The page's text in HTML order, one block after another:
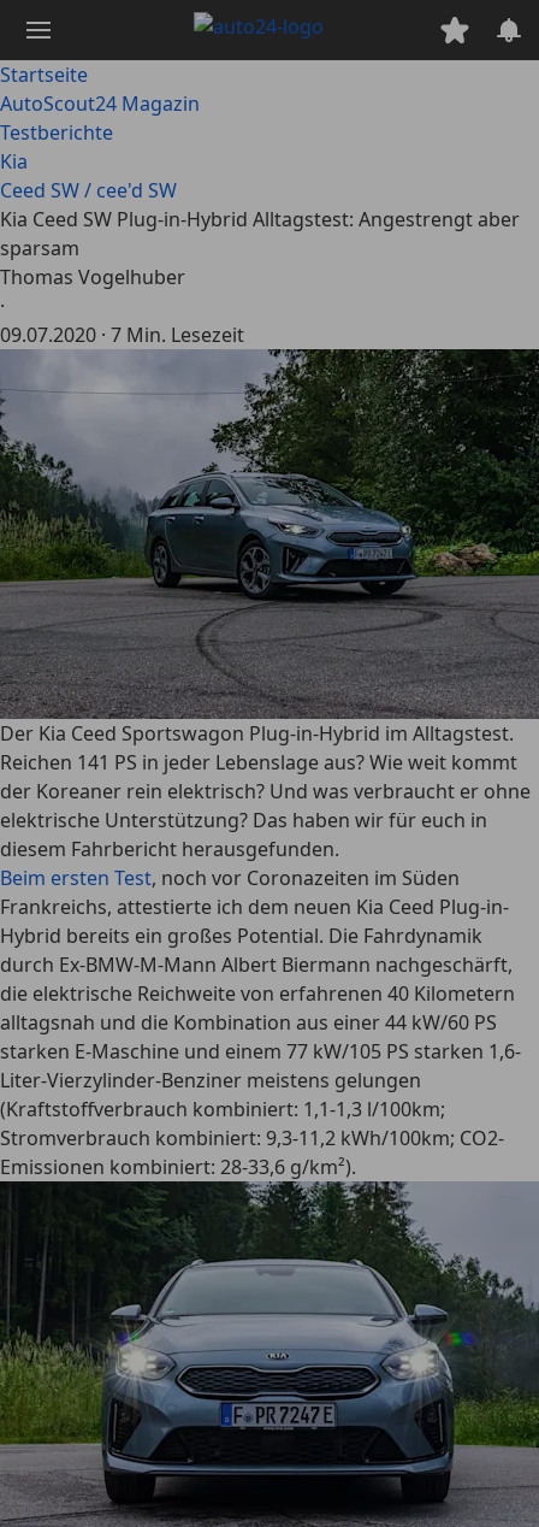
Hauptinhalt
springen
Startseite
AutoScout24 Magazin
Testberichte
Kia
Ceed SW / cee'd SW
Kia Ceed SW Plug-in-Hybrid Alltagstest: Angestrengt aber
sparsam
Thomas Vogelhuber
·
09.07.2020 · 7 Min. Lesezeit
Der Kia Ceed Sportswagon Plug-in-Hybrid im Alltagstest.
Reichen 141 PS in jeder Lebenslage aus? Wie weit kommt
der Koreaner rein elektrisch? Und was verbraucht er ohne
elektrische Unterstützung? Das haben wir für euch in
diesem Fahrbericht herausgefunden.
Beim ersten Test, noch vor Coronazeiten im Süden
Frankreichs, attestierte ich dem neuen Kia Ceed Plug-in-
Hybrid bereits ein großes Potential. Die Fahrdynamik
durch Ex-BMW-M-Mann Albert Biermann nachgeschärft,
die elektrische Reichweite von erfahrenen 40 Kilometern
alltagsnah und die Kombination aus einer 44 kW/60 PS
starken E-Maschine und einem 77 kW/105 PS starken 1,6-
Liter-Vierzylinder-Benziner meistens gelungen
(Kraftstoffverbrauch kombiniert: 1,1-1,3 l/100km;
Stromverbrauch kombiniert: 9,3-11,2 kWh/100km; CO2-
Emissionen kombiniert: 28-33,6 g/km²).